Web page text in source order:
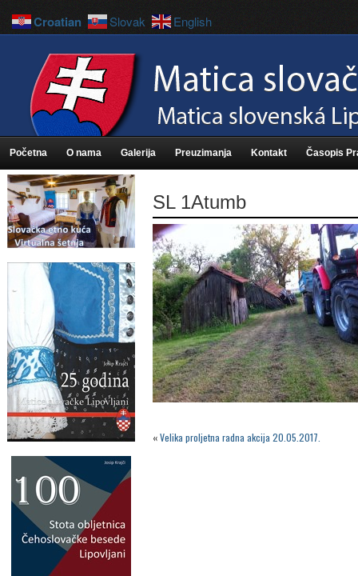
Početna O nama Galerija Preuzimanja Kontakt Časopis
SL 1Atumb
«Velika proljetna radna akcija 20.05.2017.
Croatian Slovak English